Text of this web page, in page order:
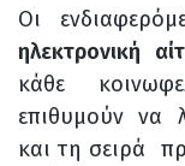
Οι
ηλεκτρονική
κάθε
επιθυμούν να
και τη σειρά